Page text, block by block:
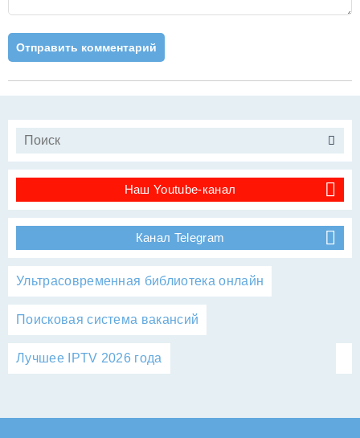
Наш Youtube-канал
Канал Telegram
Ультрасовременная библиотека онлайн
Поисковая система вакансий
Лучшее IPTV 2026 года